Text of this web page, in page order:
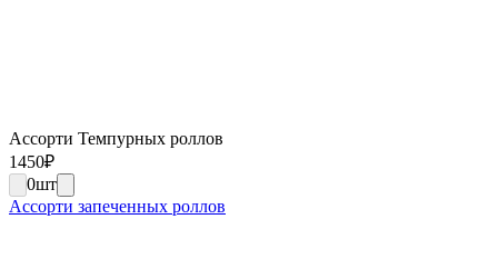
Ассорти Темпурных роллов
1450₽
0шт
Ассорти запеченных роллов